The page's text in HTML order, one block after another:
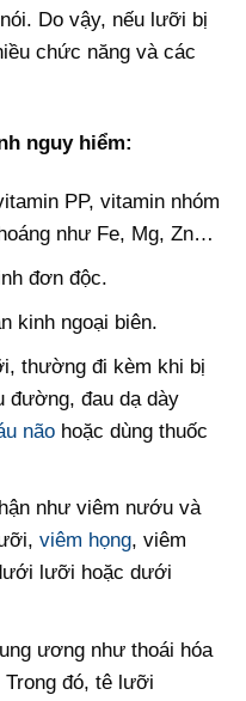
Do vậy, nếu lưỡi bị
chức năng và các
nguy hiểm:
PP, vitamin nhóm
như Fe, Mg, Zn…
đơn độc.
kinh ngoại biên.
thường đi kèm khi bị
đường, đau dạ dày
não hoặc dùng thuốc
như viêm nướu và
viêm họng, viêm
lưỡi hoặc dưới
ương như thoái hóa
đó, tê lưỡi